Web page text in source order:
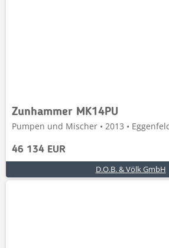
Zunhammer MK14PU
Pumpen und Mischer • 2013 •
46 134 EUR
D.O.B. & Völk GmbH